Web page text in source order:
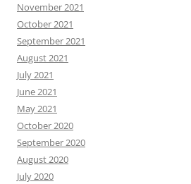
November 2021
October 2021
September 2021
August 2021
July 2021
June 2021
May 2021
October 2020
September 2020
August 2020
July 2020